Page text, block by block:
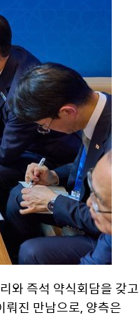
와 즉석 약식회담을 갖고
진 만남으로, 양측은